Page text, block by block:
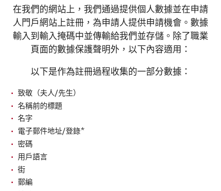
在我們的網站上，我們通過提供個人數據並在申請
人門戶網站上註冊，為申請人提供申請機會。數據
輸入到輸入掩碼中並傳輸給我們並存儲。除了職業
頁面的數據保護聲明外，以下內容適用：
以下是作為註冊過程收集的一部分數據 ：
致敬（夫人/先生）
名稱前的標題
名字
電子郵件地址/登錄*
密碼
用戶語言
街
郵編